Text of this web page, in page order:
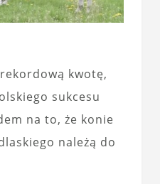
kwotę,
sukcesu
na to, że konie
należą do